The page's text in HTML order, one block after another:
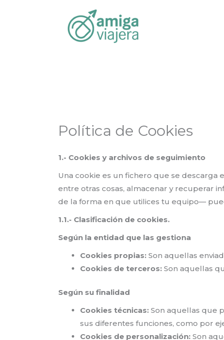
Política de Cookies
1.- Cookies y archivos de seguimiento
Una cookie es un fichero que se descarga
entre otras cosas, almacenar y recuperar
de la forma en que utilices tu equipo—
1.1.- Clasificación de cookies.
Según la entidad que las gestiona
Cookies propias: Son aquellas
Cookies de terceros: Son aquellas
Según su finalidad
Cookies técnicas: Son aquellas que
sus diferentes funciones, como por
Cookies de personalización: Son